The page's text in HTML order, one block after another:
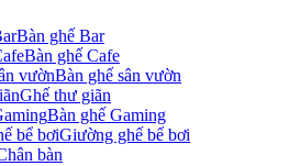
Bàn ghế Bar
Bàn ghế Cafe
Bàn ghế sân vườn
Ghế thư giãn
Bàn ghế Gaming
Giường ghế bể bơi
bàn